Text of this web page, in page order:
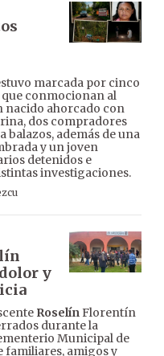
marcada por cinco
conmocionan al
nacido ahorcado con
dos compradores
balazos, además de una
y un joven
detenidos e
investigaciones.
y
RoselínFlorentín
durante la
Municipal de
familiares, amigos y